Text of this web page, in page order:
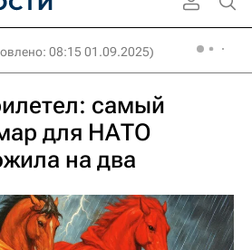
08:15 01.09.2025)
самый
для НАТО
на два